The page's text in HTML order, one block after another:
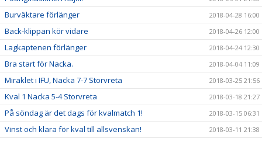
Burväktare förlänger 2018-04-28 16:00
Back-klippan kör vidare 2018-04-26 12:00
Lagkaptenen förlänger 2018-04-24 12:30
Bra start för Nacka. 2018-04-04 11:09
Miraklet i IFU, Nacka 7-7 Storvreta 2018-03-25 21:56
Kval 1 Nacka 5-4 Storvreta 2018-03-18 21:27
På söndag är det dags för kvalmatch 1! 2018-03-15 06:31
Vinst och klara för kval till allsvenskan! 2018-03-11 21:38